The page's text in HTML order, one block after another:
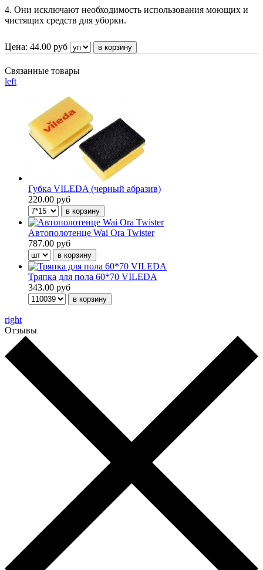
4. Они исключают необходимость использования моющих и
чистящих средств для уборки.
Цена: 44.00 руб
Связанные товары
left
Губка VILEDA (черный абразив)
220.00 руб
Автополотенце Wai Ora Twister
787.00 руб
Тряпка для пола 60*70 VILEDA
343.00 руб
right
Отзывы